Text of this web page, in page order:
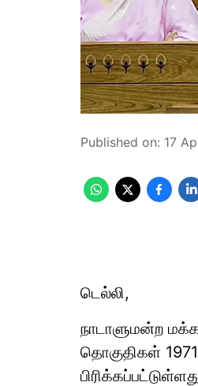
Published on: 17
டெல்லி,
நாடாளுமன்ற
தொகுதிகள்